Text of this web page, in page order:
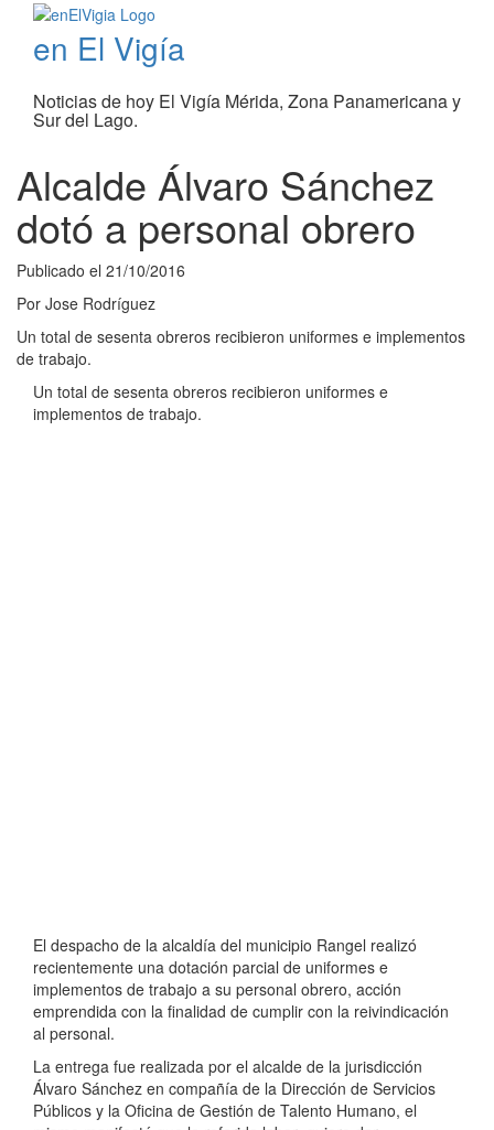
en El Vigía
Noticias de hoy El Vigía Mérida, Zona Panamericana y
Sur del Lago.
Alcalde Álvaro Sánchez
dotó a personal obrero
Publicado el 21/10/2016
Por Jose Rodríguez
Un total de sesenta obreros recibieron uniformes e implementos
de trabajo.
Un total de sesenta obreros recibieron uniformes e
implementos de trabajo.
El despacho de la alcaldía del municipio Rangel realizó
recientemente una dotación parcial de uniformes e
implementos de trabajo a su personal obrero, acción
emprendida con la finalidad de cumplir con la reivindicación
al personal.
La entrega fue realizada por el alcalde de la jurisdicción
Álvaro Sánchez en compañía de la Dirección de Servicios
Públicos y la Oficina de Gestión de Talento Humano, el